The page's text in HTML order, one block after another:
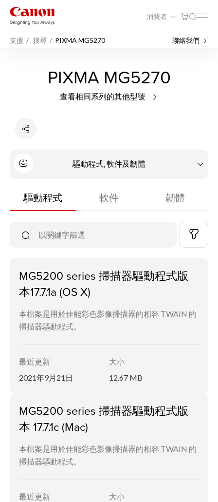
消費者
支援 搜尋 PIXMA MG5270 聯絡我們
PIXMA MG5270
查看相同系列的其他型號
驅動程式, 軟件及韌體
驅動程式 軟件 韌體
MG5200 series 掃描器驅動程式版
本17.7.1a (OS X)
本檔案是用於佳能彩色影像掃描器的相容 TWAIN 的
掃描器驅動程式。
最近更新
2021年9月21日
大小
12.67 MB
MG5200 series 掃描器驅動程式版
本 17.7.1c (Mac)
本檔案是用於佳能彩色影像掃描器的相容 TWAIN 的
掃描器驅動程式。
最近更新
大小